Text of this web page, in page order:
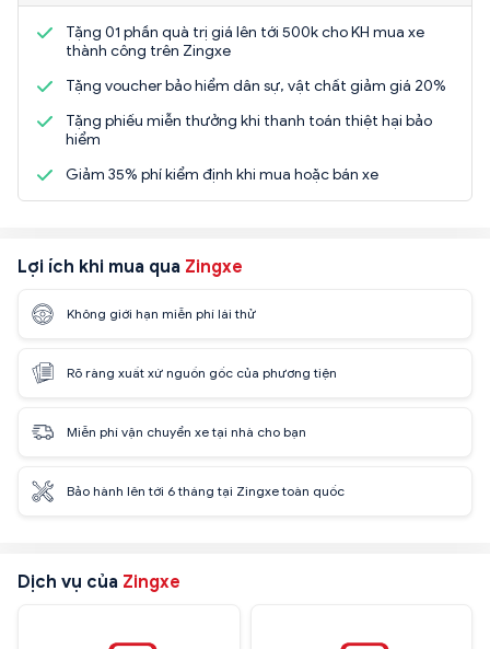
Tặng 01 phần quà trị giá lên tới 500k cho KH mua xe
thành công trên Zingxe
Tặng voucher bảo hiểm dân sự, vật chất giảm giá 20%
Tặng phiếu miễn thưởng khi thanh toán thiệt hại bảo
hiểm
Giảm 35% phí kiểm định khi mua hoặc bán xe
Lợi ích khi mua qua Zingxe
Không giới hạn miễn phí lái thử
Rõ ràng xuất xứ nguồn gốc của phương tiện
Miễn phí vận chuyển xe tại nhà cho bạn
Bảo hành lên tới 6 tháng tại Zingxe toàn quốc
Dịch vụ của Zingxe